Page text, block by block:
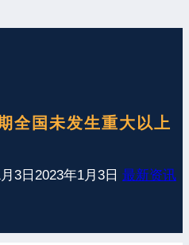
全国未发生重大以上
3日 2023年1月3日 最新资讯